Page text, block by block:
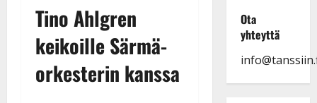
Tino Ahlgren
keikoille Särmä-
orkesterin kanssa
Ota
yhteyttä